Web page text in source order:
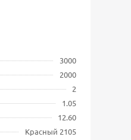
3000
2000
2
1.05
12.60
Красный 2105